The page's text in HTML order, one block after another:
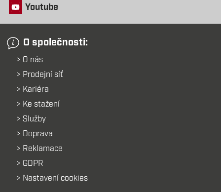
Youtube
O společnosti:
O nás
Prodejní síť
Kariéra
Ke stažení
Služby
Doprava
Reklamace
GDPR
Nastavení cookies